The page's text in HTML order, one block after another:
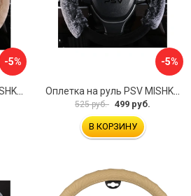
-5%
Оплетка на руль PSV MISHKA Premium 136099
-5%
Оплетка на руль PSV MISHKA Premium 136095
525 руб. 499 руб.
В КОРЗИНУ